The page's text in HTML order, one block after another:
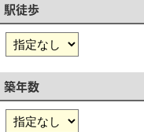
駅徒歩
築年数